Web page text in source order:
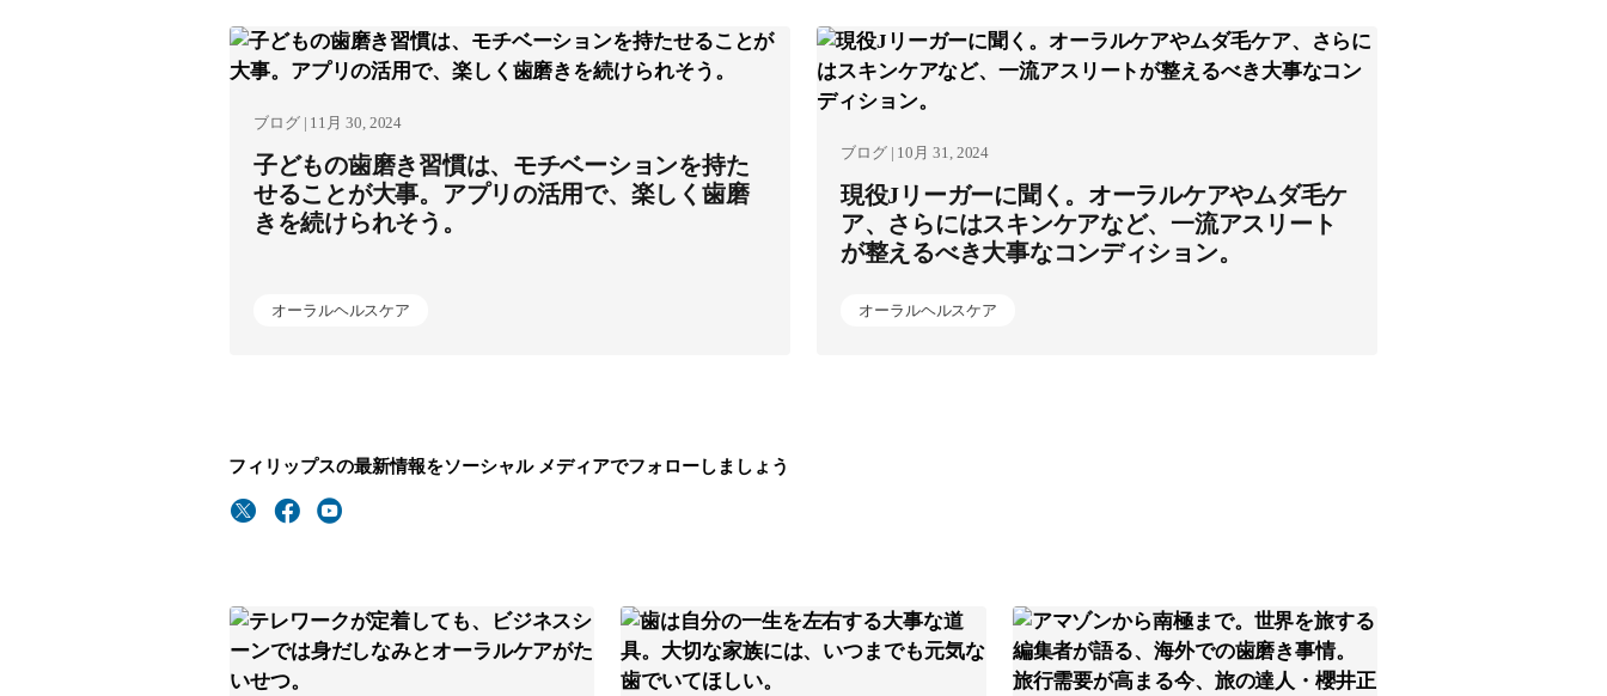
ブログ | 11月 30, 2024
子どもの歯磨き習慣は、モチベーションを持た
せることが大事。アプリの活用で、楽しく歯磨
きを続けられそう。
オーラルヘルスケア
ブログ | 10月 31, 2024
現役Jリーガーに聞く。オーラルケアやムダ毛ケ
ア、さらにはスキンケアなど、一流アスリート
が整えるべき大事なコンディション。
オーラルヘルスケア
フィリップスの最新情報をソーシャル メディアでフォローしましょう